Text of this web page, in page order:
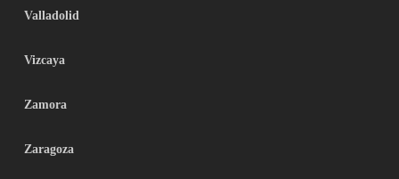
Valladolid
Vizcaya
Zamora
Zaragoza